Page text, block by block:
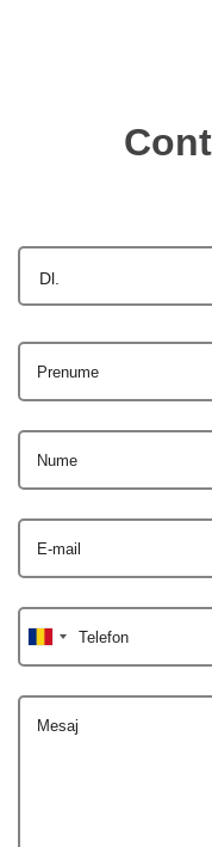
Dl.
Prenume
Nume
E-mail
Telefon
Mesaj